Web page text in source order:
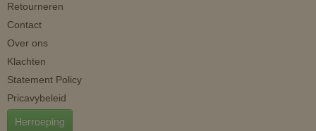
Retourneren
Contact
Over ons
Klachten
Statement Policy
Pricavybeleid
Herroeping